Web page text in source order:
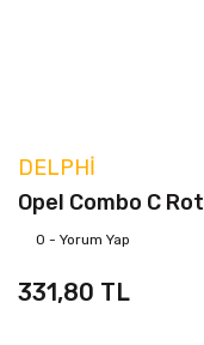
DELPHI
Opel Combo C
0 - Yorum Yap
331,80 TL